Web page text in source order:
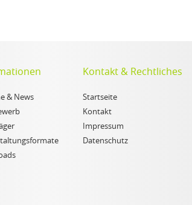
& News
Kontakt & Rechtliches
Startseite
Kontakt
Impressum
Datenschutz